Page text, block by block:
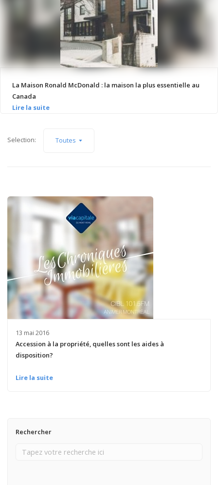
La Maison Ronald McDonald : la maison la plus essentielle au
Canada
Selection: Toutes
13 mai 2016
Accession à la propriété, quelles sont les aides à
disposition?
Lire la suite
Rechercher